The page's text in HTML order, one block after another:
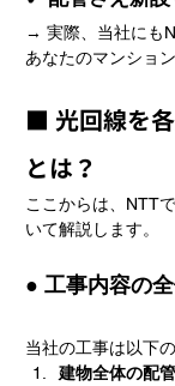
→ 実際、当社にも
あなたのマンショ
■ 光回線を
とは？
ここからは、NTT
いて解説します。
● 工事内容の
当社の工事は以下
建物全体の配